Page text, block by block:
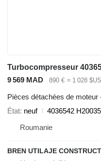
9 569 MAD 890 € ≈ 1 028 $US
Pièces détachées de
État neuf
4036542
Roumanie
BREN UTILAJE